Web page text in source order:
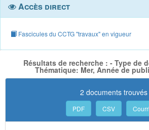
Accès direct
Fascicules du CCTG "travaux" en vigueur
Résultats de recherche : - Type de
Thématique: Mer, Année de
2 documents trouvés
PDF CSV